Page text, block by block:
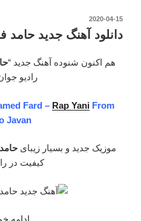
نوشته‌شده
2020-04-15
دانلود آهنگ جدید
هم اکنون شنوده آهنگ جدید “
رادیو
Fard – Rap Yani From
Javan
موزیک جدید و بسیار زیبای
کیفیت در
ادامه